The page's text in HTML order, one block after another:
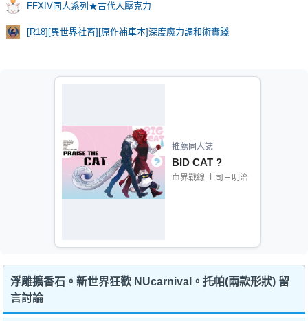
FFXIV同人系列★古代人壓克力
[R18][異世界社畜][原作補車本]深度魔力調和術實踐
推薦同人誌
BID CAT ?
血界戰線 上司三明治
浮雕擴香石。新世界狂歡 NUcarnival。托帕(兩款形狀) 留
言討論